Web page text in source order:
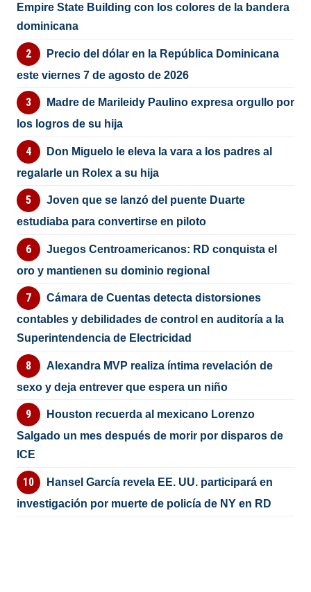
Empire State Building con los colores de la bandera
dominicana
Precio del dólar en la República Dominicana
este viernes 7 de agosto de 2026
Madre de Marileidy Paulino expresa orgullo por
los logros de su hija
Don Miguelo le eleva la vara a los padres al
regalarle un Rolex a su hija
Joven que se lanzó del puente Duarte
estudiaba para convertirse en piloto
Juegos Centroamericanos: RD conquista el
oro y mantienen su dominio regional
Cámara de Cuentas detecta distorsiones
contables y debilidades de control en auditoría a la
Superintendencia de Electricidad
Alexandra MVP realiza íntima revelación de
sexo y deja entrever que espera un niño
Houston recuerda al mexicano Lorenzo
Salgado un mes después de morir por disparos de
ICE
Hansel García revela EE. UU. participará en
investigación por muerte de policía de NY en RD